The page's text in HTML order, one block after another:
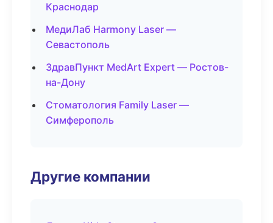
Краснодар
МедиЛаб Harmony Laser —
Севастополь
ЗдравПункт MedArt Expert — Ростов-
на-Дону
Стоматология Family Laser —
Симферополь
Другие компании